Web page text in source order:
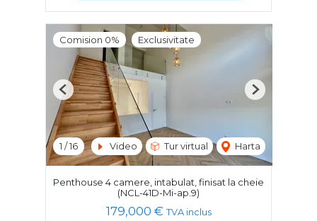
Comision 0% Exclusivitate
1 /16 Video Tur virtual Harta
Previous Next
Penthouse 4 camere, intabulat, finisat la cheie
(NCL-41D-Mi-ap.9)
179,000 € TVA inclus